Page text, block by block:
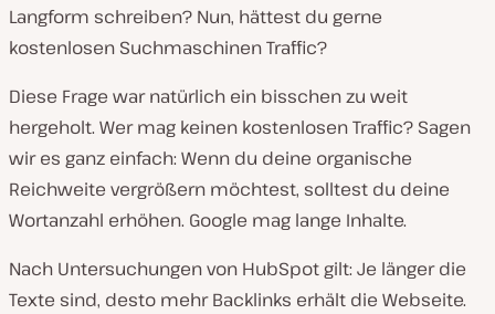
Langform schreiben? Nun, hättest du gerne
kostenlosen Suchmaschinen Traffic?
Diese Frage war natürlich ein bisschen zu weit
hergeholt. Wer mag keinen kostenlosen Traffic? Sagen
wir es ganz einfach: Wenn du deine organische
Reichweite vergrößern möchtest, solltest du deine
Wortanzahl erhöhen. Google mag lange Inhalte.
Nach Untersuchungen von HubSpot gilt: Je länger die
Texte sind, desto mehr Backlinks erhält die Webseite.